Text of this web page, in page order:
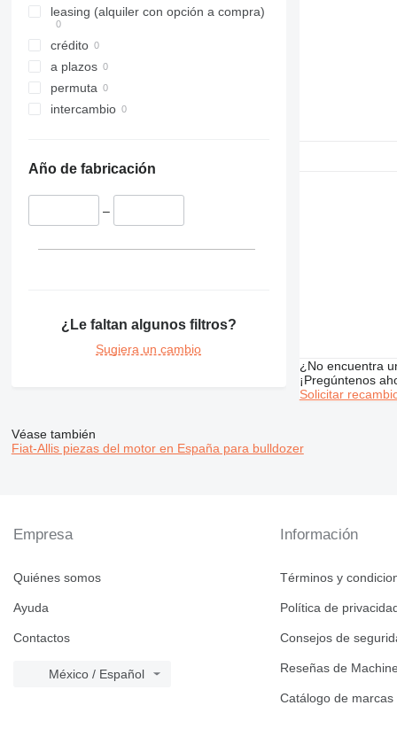
leasing (alquiler con opción a compra)
crédito
a plazos
permuta
intercambio
Año de fabricación
–
¿Le faltan algunos filtros?
Sugiera un cambio
¿No encuentra
¡Pregúntenos
Solicitar
Véase también
Fiat-Allis piezas del motor en España para bulldozer
Empresa
Quiénes somos
Ayuda
Contactos
México / Español
Información
Términos y
Política de
Consejos de
Reseñas de
Catálogo de marcas